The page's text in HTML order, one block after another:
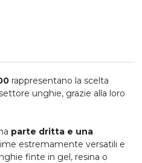
rappresentano la scelta
unghie, grazie alla loro
parte dritta e una
estremamente versatili e
finte in gel, resina o